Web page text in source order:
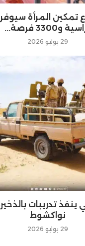
و3300 فرصة...
29 يوليو 2026
ينفذ تدريبات
نواكشوط
29 يوليو 2026